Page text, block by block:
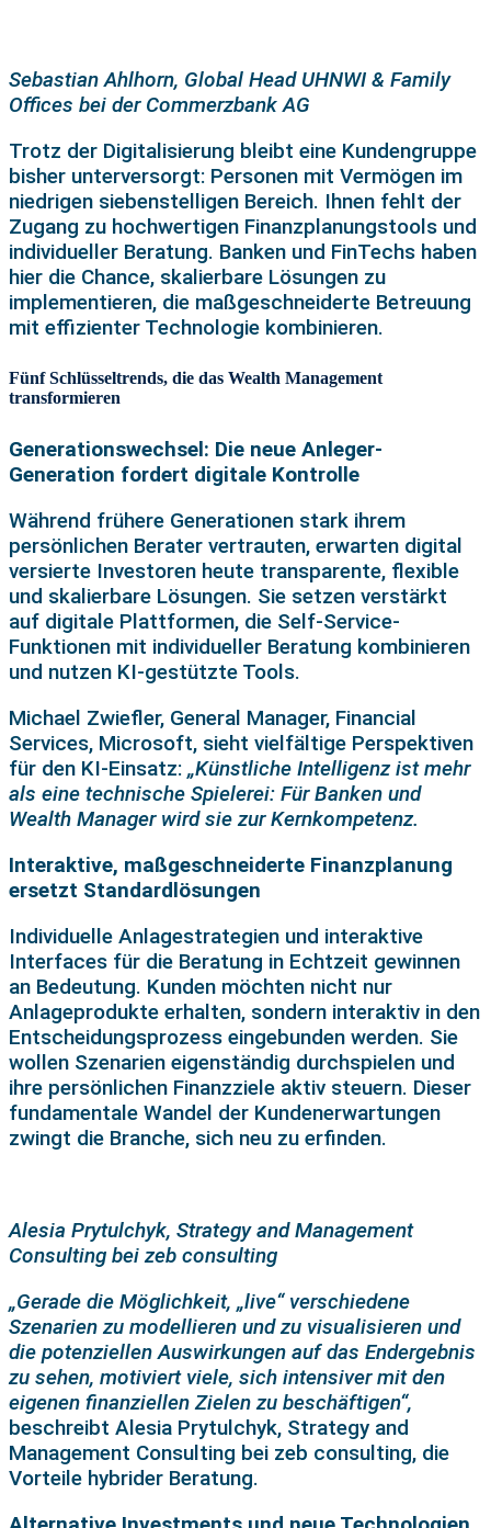
Sebastian Ahlhorn, Global Head UHNWI & Family
Offices bei der Commerzbank AG
Trotz der Digitalisierung bleibt eine Kundengruppe
bisher unterversorgt: Personen mit Vermögen im
niedrigen siebenstelligen Bereich. Ihnen fehlt der
Zugang zu hochwertigen Finanzplanungstools und
individueller Beratung. Banken und FinTechs haben
hier die Chance, skalierbare Lösungen zu
implementieren, die maßgeschneiderte Betreuung
mit effizienter Technologie kombinieren.
Fünf Schlüsseltrends, die das Wealth Management
transformieren
Generationswechsel: Die neue Anleger-
Generation fordert digitale Kontrolle
Während frühere Generationen stark ihrem
persönlichen Berater vertrauten, erwarten digital
versierte Investoren heute transparente, flexible
und skalierbare Lösungen. Sie setzen verstärkt
auf digitale Plattformen, die Self-Service-
Funktionen mit individueller Beratung kombinieren
und nutzen KI-gestützte Tools.
Michael Zwiefler, General Manager, Financial
Services, Microsoft, sieht vielfältige Perspektiven
für den KI-Einsatz: „Künstliche Intelligenz ist mehr
als eine technische Spielerei: Für Banken und
Wealth Manager wird sie zur Kernkompetenz.
Interaktive, maßgeschneiderte Finanzplanung
ersetzt Standardlösungen
Individuelle Anlagestrategien und interaktive
Interfaces für die Beratung in Echtzeit gewinnen
an Bedeutung. Kunden möchten nicht nur
Anlageprodukte erhalten, sondern interaktiv in den
Entscheidungsprozess eingebunden werden. Sie
wollen Szenarien eigenständig durchspielen und
ihre persönlichen Finanzziele aktiv steuern. Dieser
fundamentale Wandel der Kundenerwartungen
zwingt die Branche, sich neu zu erfinden.
Alesia Prytulchyk, Strategy and Management
Consulting bei zeb consulting
„Gerade die Möglichkeit, „live“ verschiedene
Szenarien zu modellieren und zu visualisieren und
die potenziellen Auswirkungen auf das Endergebnis
zu sehen, motiviert viele, sich intensiver mit den
eigenen finanziellen Zielen zu beschäftigen“,
beschreibt Alesia Prytulchyk, Strategy and
Management Consulting bei zeb consulting, die
Vorteile hybrider Beratung.